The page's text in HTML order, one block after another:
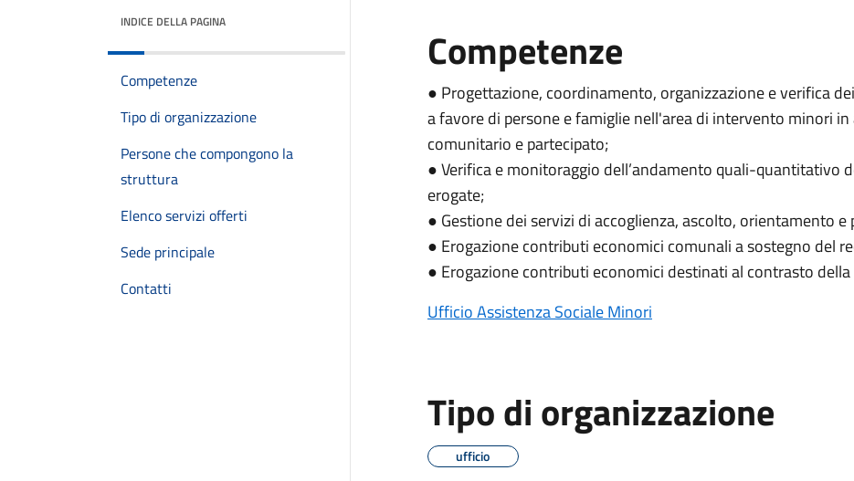
INDICE DELLA PAGINA
Competenze
Tipo di organizzazione
Persone che compongono la
struttura
Elenco servizi offerti
Sede principale
Contatti
Competenze
● Progettazione, coordinamento, organizzazione e verifica
a favore di persone e famiglie nell'area di intervento minori
comunitario e partecipato;
● Verifica e monitoraggio dell’andamento quali-quantitativo
erogate;
● Gestione dei servizi di accoglienza, ascolto, orientamento e
● Erogazione contributi economici comunali a sostegno del
● Erogazione contributi economici destinati al contrasto
Ufficio Assistenza Sociale Minori
Tipo di organizzazione
ufficio